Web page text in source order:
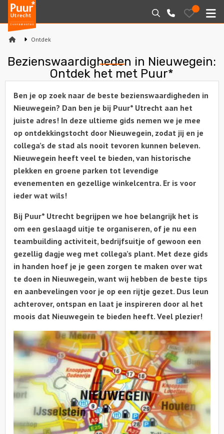
Puur*
Utrecht
bedrijfsuitjes
Zoeken
030-
2145099
Bewaarde
uitjes
Arrangementen
Varen
Sport en spel
Workshops
Rondleidingen
Feesten
Ontdek
Bezienswaardigheden in Nieuwegein:
Ontdek het met Puur*
Ben je op zoek naar de beste bezienswaardigheden in
Nieuwegein? Dan ben je bij Puur* Utrecht aan het
juiste adres! In deze ultieme gids nemen we je mee
op ontdekkingstocht door Nieuwegein, zodat jij en je
collega’s de stad als nooit tevoren kunnen beleven.
Nieuwegein heeft veel te bieden, van historische
plekken en groene parken tot levendige
evenementen en gezellige winkelcentra. Er is voor
ieder wat wils!
Bij Puur* Utrecht begrijpen we hoe belangrijk het is
om een geslaagd uitje te organiseren, of je nu een
teambuilding activiteit, bedrijfsuitje of gewoon een
gezellig dagje weg met collega’s plant. Met deze gids
in handen hoef je je geen zorgen te maken over wat
te doen in Nieuwegein, want wij hebben de beste tips
en aanbevelingen voor je op een rijtje gezet. Dus leun
achterover, ontspan en laat je inspireren door al het
moois dat Nieuwegein te bieden heeft. Veel plezier!